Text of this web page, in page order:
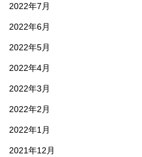
2022年7月
2022年6月
2022年5月
2022年4月
2022年3月
2022年2月
2022年1月
2021年12月